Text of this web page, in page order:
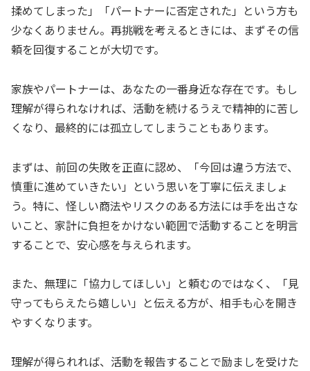
揉めてしまった」「パートナーに否定された」という方も
少なくありません。再挑戦を考えるときには、まずその信
頼を回復することが大切です。
家族やパートナーは、あなたの一番身近な存在です。もし
理解が得られなければ、活動を続けるうえで精神的に苦し
くなり、最終的には孤立してしまうこともあります。
まずは、前回の失敗を正直に認め、「今回は違う方法で、
慎重に進めていきたい」という思いを丁寧に伝えましょ
う。特に、怪しい商法やリスクのある方法には手を出さな
いこと、家計に負担をかけない範囲で活動することを明言
することで、安心感を与えられます。
また、無理に「協力してほしい」と頼むのではなく、「見
守ってもらえたら嬉しい」と伝える方が、相手も心を開き
やすくなります。
理解が得られれば、活動を報告することで励ましを受けた